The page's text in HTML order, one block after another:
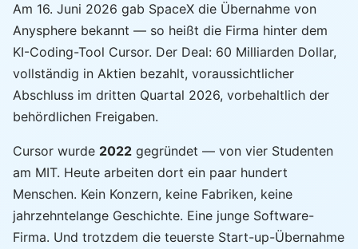
Am 16. Juni 2026 gab SpaceX die Übernahme von
Anysphere bekannt — so heißt die Firma hinter dem
KI-Coding-Tool Cursor. Der Deal: 60 Milliarden Dollar,
vollständig in Aktien bezahlt, voraussichtlicher
Abschluss im dritten Quartal 2026, vorbehaltlich der
behördlichen Freigaben.
Cursor wurde 2022 gegründet — von vier Studenten
am MIT. Heute arbeiten dort ein paar hundert
Menschen. Kein Konzern, keine Fabriken, keine
jahrzehntelange Geschichte. Eine junge Software-
Firma. Und trotzdem die teuerste Start-up-Übernahme